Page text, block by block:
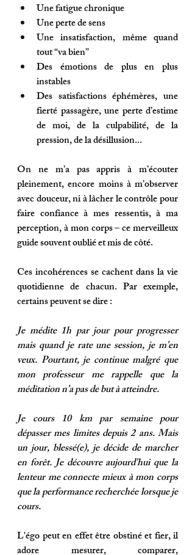
Une fatigue chronique
Une perte de sens
Une insatisfaction, même quand
tout “va bien”
Des émotions de plus en plus
instables
Des satisfactions éphémères, une
fierté passagère, une perte d’estime
de moi, de la culpabilité, de la
pression, de la désillusion...
On ne m’a pas appris à m’écouter
pleinement, encore moins à m’observer
avec douceur
faire confiance à mes ressentis, à ma
perception, à mon corps – ce merveilleux
guide souvent oublié et mis de côté.
Ces incohérences se cachent dans la vie
quotidienne de chacun. Par exemple,
certains peuvent se dire :
Je médite 1h par jour pour progresser
mais quand je rate une session, je m’en
veux. Pourtant, je continue malgré que
mon professeur me rappelle que la
méditation n’a pas de but à atteindre.
Je cours 10 km par semaine pour
dépasser mes limites depuis 2 ans. Mais
un jour, blessé(e), je décide de marcher
en forêt. Je découvre aujourd'hui que la
lenteur me connecte mieux à mon corps
que la performance recherchée lorsque je
cours.
L'égo peut en effet être obstiné et fier, il